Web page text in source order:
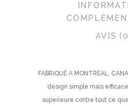
AVIS
FABRIQUÉ A MONTRÉAL,
design simple mais
superieure contre tout ce